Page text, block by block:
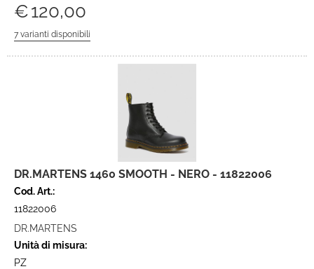
€120,00
DR.MARTENS 1460 SMOOTH - NERO - 11822006
Cod. Art.:
11822006
DR.MARTENS
Unità di misura:
PZ